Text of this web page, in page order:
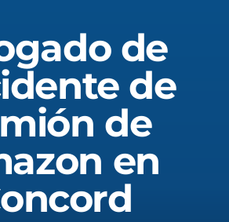
de
de
de
en